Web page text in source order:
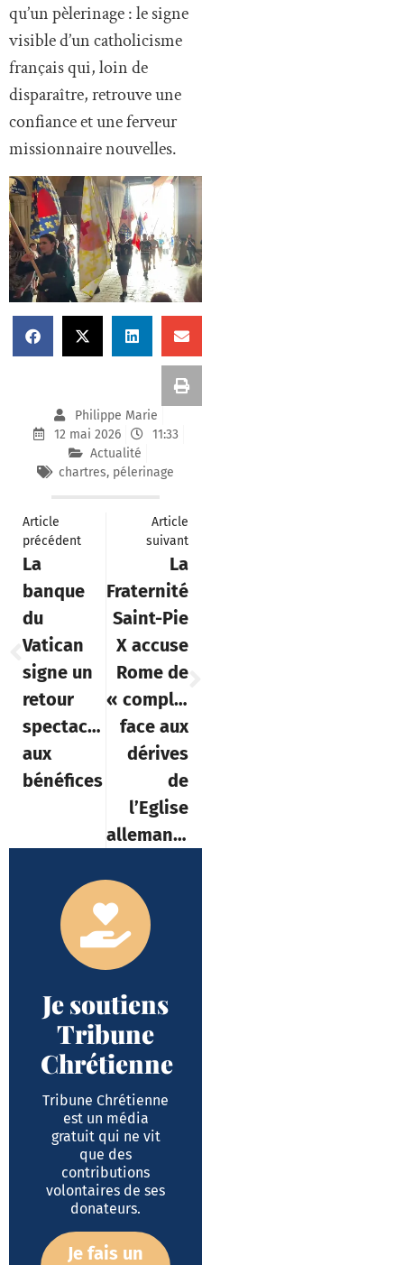
qu’un pèlerinage : le signe
visible d’un catholicisme
français qui, loin de
disparaître, retrouve une
confiance et une ferveur
missionnaire nouvelles.
Philippe Marie
12 mai 2026
11:33
Actualité
chartres, pélerinage
Article
précédent
La
banque
du
Vatican
signe un
retour
spectaculaire
aux
bénéfices
Article
suivant
La
Fraternité
Saint-Pie
X accuse
Rome de
« complicité »
face aux
dérives
de
l’Eglise
allemande
Je soutiens
Tribune
Chrétienne
Tribune Chrétienne
est un média
gratuit qui ne vit
que des
contributions
volontaires de ses
donateurs.
Je fais un